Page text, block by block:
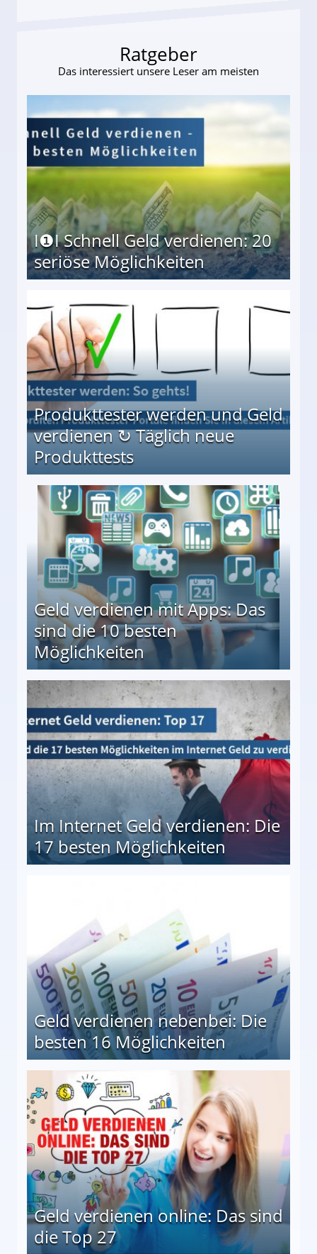
Ratgeber
Das interessiert unsere Leser am meisten
I❶I Schnell Geld verdienen: 20
seriöse Möglichkeiten
Produkttester werden und Geld
verdienen ↻ Täglich neue
Produkttests
↻ Täglich neue Produkttests
Geld verdienen mit Apps: Das
sind die 10 besten
Möglichkeiten
besten Möglichkeiten
Im Internet Geld verdienen: Die
17 besten Möglichkeiten
Geld verdienen nebenbei: Die
besten 16 Möglichkeiten
Geld verdienen online: Das sind
die Top 27